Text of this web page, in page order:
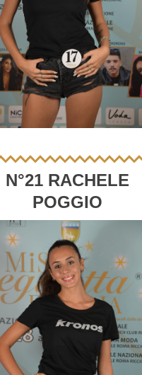
N°21 RACHELE
POGGIO